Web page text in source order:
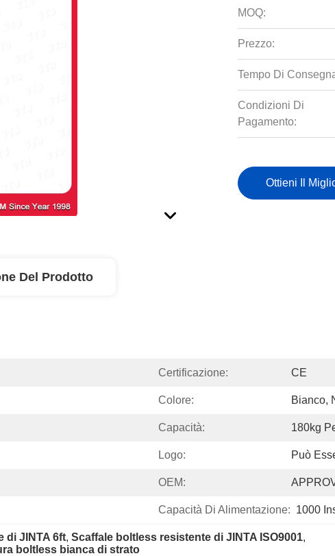
MOQ:
Prezzo:
Tempo Di
Condizioni Di
Pagamento:
Ottieni Il
Del Prodotto
Certificazione: CE
Colore: Bianco,
Capacità: 180kg
Logo: Può
OEM:
Capacità Di Alimentazione: 1000
di JINTA 6ft, Scaffale boltless resistente di JINTA ISO9001,
boltless bianca di strato